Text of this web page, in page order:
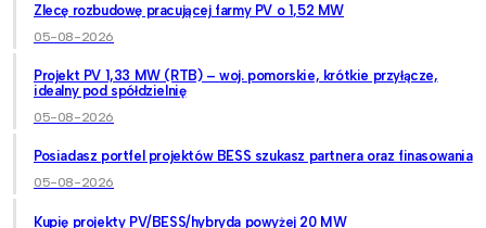
Zlecę rozbudowę pracującej farmy PV o 1,52 MW
05-08-2026
Projekt PV 1,33 MW (RTB) – woj. pomorskie, krótkie przyłącze,
idealny pod spółdzielnię
05-08-2026
Posiadasz portfel projektów BESS szukasz partnera oraz finasowania
05-08-2026
Kupię projekty PV/BESS/hybryda powyżej 20 MW